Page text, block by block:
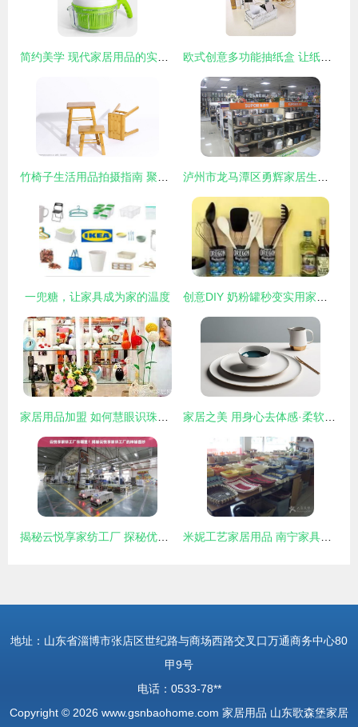
一兜糖，让家具成为家的温度
地址：山东省淄博市张店区世纪路与商场西路交叉口万通商务中心80
甲9号
电话：0533-78**
Copyright © 2026 www.gsnbaohome.com 家居用品 山东歌森堡家居